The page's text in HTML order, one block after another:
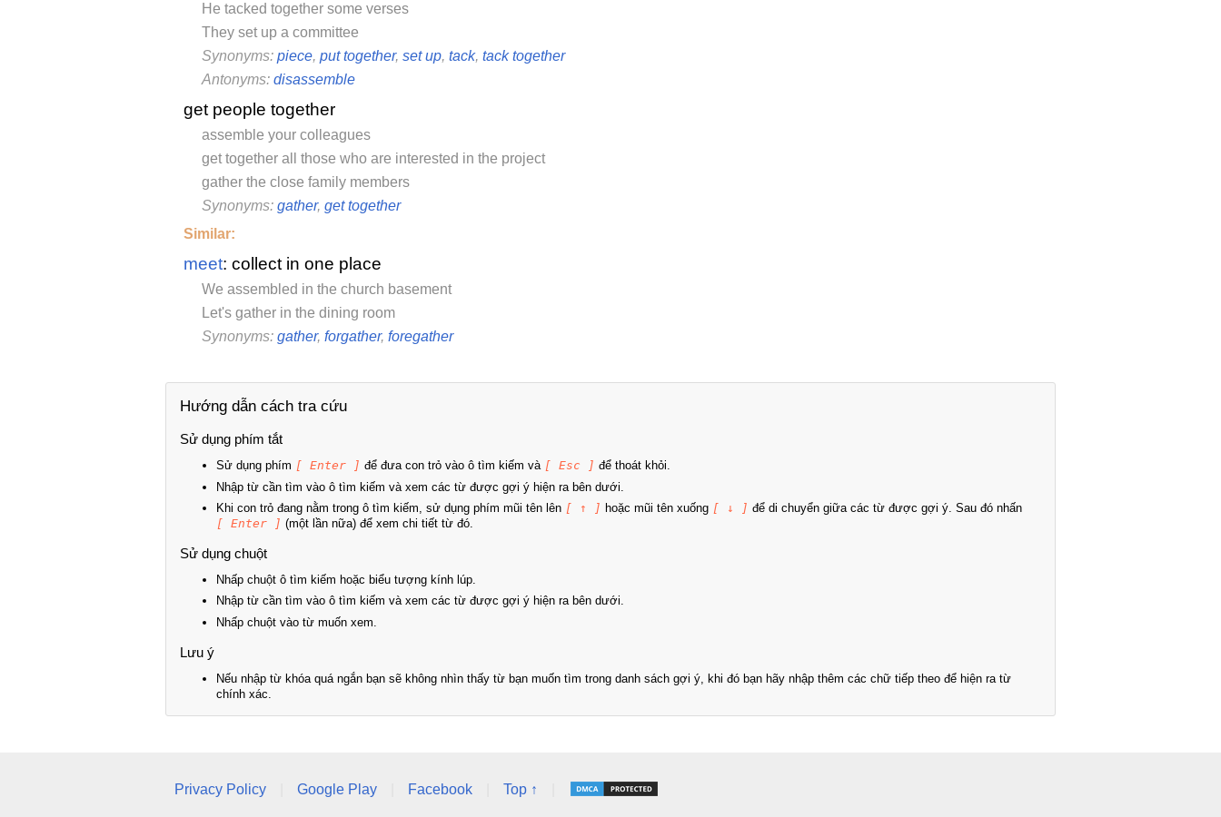
He tacked together some verses
They set up a committee
Synonyms: piece, put together, set up, tack, tack together
Antonyms: disassemble
get people together
assemble your colleagues
get together all those who are interested in the project
gather the close family members
Synonyms: gather, get together
Similar:
meet: collect in one place
We assembled in the church basement
Let's gather in the dining room
Synonyms: gather, forgather, foregather
Hướng dẫn cách tra cứu
Sử dụng phím tắt
Sử dụng phím [ Enter ] để đưa con trỏ vào ô tìm kiếm và [ Esc ] để thoát khỏi.
Nhập từ cần tìm vào ô tìm kiếm và xem các từ được gợi ý hiện ra bên dưới.
Khi con trỏ đang nằm trong ô tìm kiếm, sử dụng phím mũi tên lên [ ↑ ] hoặc mũi tên xuống [ ↓ ] để di chuyển giữa các từ được gợi ý. Sau đó nhấn
[ Enter ] (một lần nữa) để xem chi tiết từ đó.
Sử dụng chuột
Nhấp chuột ô tìm kiếm hoặc biểu tượng kính lúp.
Nhập từ cần tìm vào ô tìm kiếm và xem các từ được gợi ý hiện ra bên dưới.
Nhấp chuột vào từ muốn xem.
Lưu ý
Nếu nhập từ khóa quá ngắn bạn sẽ không nhìn thấy từ bạn muốn tìm trong danh sách gợi ý, khi đó bạn hãy nhập thêm các chữ tiếp theo để hiện ra từ
chính xác.
Privacy Policy Google Play Facebook Top ↑